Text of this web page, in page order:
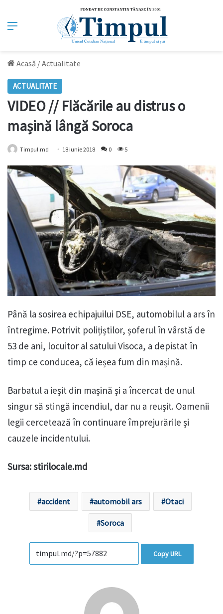
Meniu
Acasă /Actualitate
ACTUALITATE
VIDEO // Flăcările au distrus o
mașină lângă Soroca
Timpul.md 18 iunie 2018 0 5
Până la sosirea echipajuilui DSE, automobilul a ars în
întregime. Potrivit polițiștilor, șoferul în vârstă de
53 de ani, locuitor al satului Visoca, a depistat în
timp ce conducea, că ieșea fum din mașină.
Barbatul a ieșit din mașină și a încercat de unul
singur să stingă incendiul, dar nu a reușit. Oamenii
legii cercetează în continuare împrejurările și
cauzele incidentului.
Sursa: stirilocale.md
accident automobil ars Otaci
Soroca
Copy URL